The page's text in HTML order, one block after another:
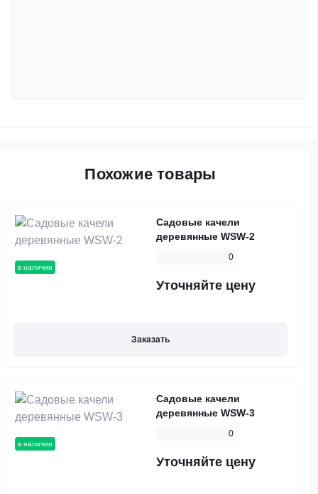
Похожие товары
в наличии
Садовые качели
деревянные WSW-2
0
Уточняйте цену
Заказать
в наличии
Садовые качели
деревянные WSW-3
0
Уточняйте цену